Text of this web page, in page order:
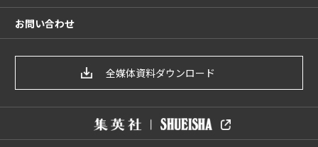
お問い合わせ
全媒体資料ダウンロード